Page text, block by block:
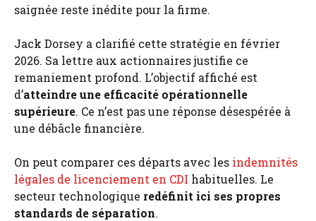
saignée reste inédite pour la firme.
Jack Dorsey a clarifié cette stratégie en février
2026. Sa lettre aux actionnaires justifie ce
remaniement profond. L’objectif affiché est
d’atteindre une efficacité opérationnelle
supérieure. Ce n’est pas une réponse désespérée à
une débâcle financière.
On peut comparer ces départs avec les indemnités
légales de licenciement en CDI habituelles. Le
secteur technologique redéfinit ici ses propres
standards de séparation.